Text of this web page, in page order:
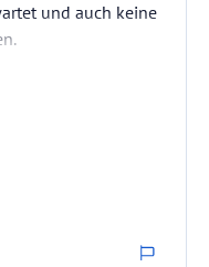
und auch keine